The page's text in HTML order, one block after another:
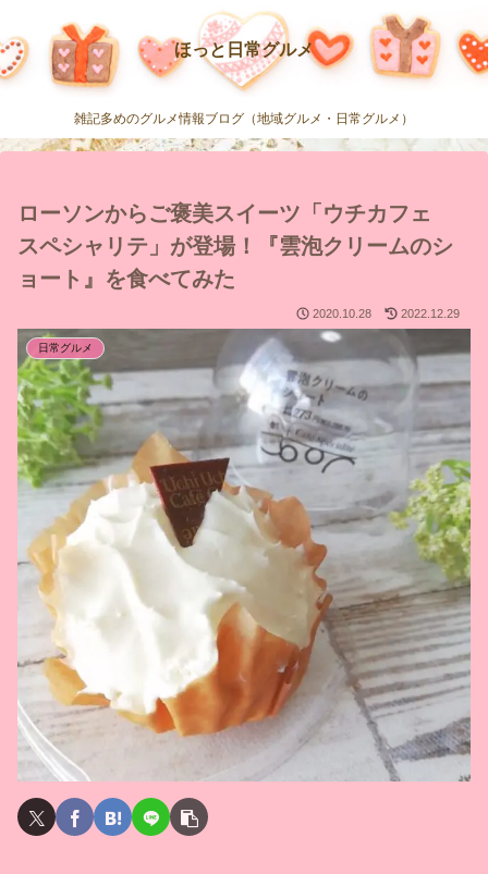
ほっと日常グルメ
雑記多めのグルメ情報ブログ（地域グルメ・日常グルメ）
ローソンからご褒美スイーツ「ウチカフェ
スペシャリテ」が登場！『雲泡クリームのシ
ョート』を食べてみた
2020.10.28 2022.12.29
日常グルメ